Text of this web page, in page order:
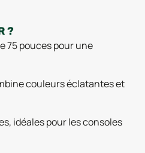
?
75 pouces pour une
couleurs éclatantes et
idéales pour les consoles